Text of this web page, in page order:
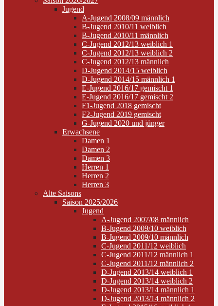
Jugend
A-Jugend 2008/09 männlich
B-Jugend 2010/11 weiblich
B-Jugend 2010/11 männlich
C-Jugend 2012/13 weiblich 1
C-Jugend 2012/13 weiblich 2
C-Jugend 2012/13 männlich
D-Jugend 2014/15 weiblich
D-Jugend 2014/15 männlich 1
E-Jugend 2016/17 gemischt 1
E-Jugend 2016/17 gemischt 2
F1-Jugend 2018 gemischt
F2-Jugend 2019 gemischt
G-Jugend 2020 und jünger
Erwachsene
Damen 1
Damen 2
Damen 3
Herren 1
Herren 2
Herren 3
Alte Saisons
Saison 2025/2026
Jugend
A-Jugend 2007/08 männlich
B-Jugend 2009/10 weiblich
B-Jugend 2009/10 männlich
C-Jugend 2011/12 weiblich
C-Jugend 2011/12 männlich 1
C-Jugend 2011/12 männlich 2
D-Jugend 2013/14 weiblich 1
D-Jugend 2013/14 weiblich 2
D-Jugend 2013/14 männlich 1
D-Jugend 2013/14 männlich 2